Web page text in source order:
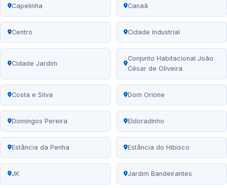
Capelinha Canaã
Centro Cidade Industrial
Cidade Jardim
Conjunto Habitacional João
César de Oliveira
Costa e Silva Dom Orione
Domingos Pereira Eldoradinho
Estância da Penha Estância do Hibisco
JK Jardim Bandeirantes